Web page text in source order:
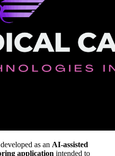
as an AI-assisted
application intended to